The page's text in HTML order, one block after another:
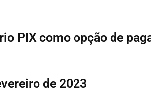
PIX como opção de
de 2023